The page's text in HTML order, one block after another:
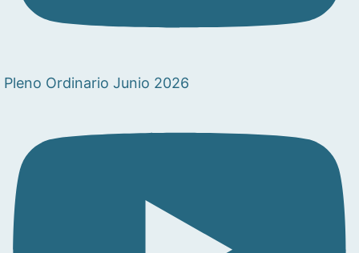
Pleno Ordinario Junio 2026